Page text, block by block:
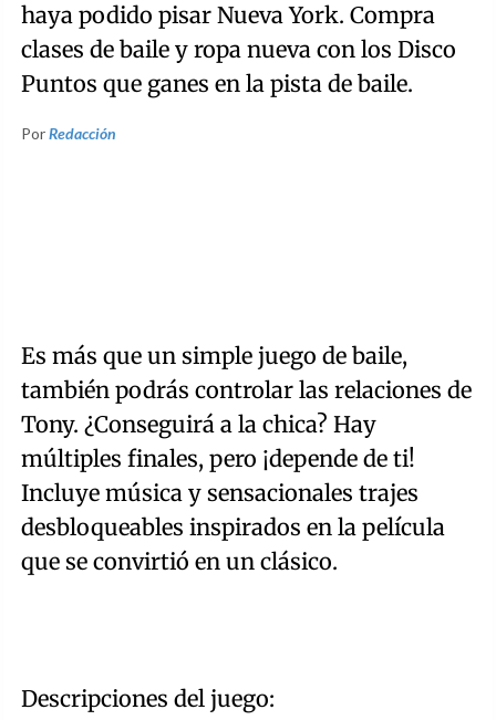
haya podido pisar Nueva York. Compra
clases de baile y ropa nueva con los Disco
Puntos que ganes en la pista de baile.
PorRedacción
Es más que un simple juego de baile,
también podrás controlar las relaciones de
Tony. ¿Conseguirá a la chica? Hay
múltiples finales, pero ¡depende de ti!
Incluye música y sensacionales trajes
desbloqueables inspirados en la película
que se convirtió en un clásico.
Descripciones del juego: